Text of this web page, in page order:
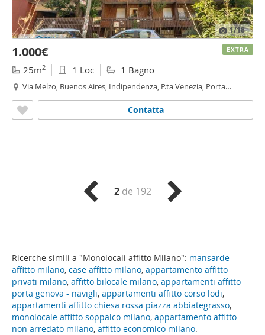
Ricerche simili a "Monolocali affitto Milano": mansarde
affitto milano, case affitto milano, appartamento affitto
privati milano, affitto bilocale milano, appartamenti affitto
porta genova - navigli, appartamenti affitto corso lodi,
appartamenti affitto chiesa rossa piazza abbiategrasso,
monolocale affitto soppalco milano, appartamento affitto
non arredato milano, affitto economico milano.
1/18
1.000€
25m2 1 Loc 1 Bagno
Via Melzo, Buenos Aires, Indipendenza, P.ta Venezia, Porta
Contatta
EXTRA
2de 192